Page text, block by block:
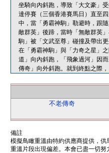
坐騎向內斜跑，導致「大文豪」
達停賽（三個香港賽馬日）直至
中，當「勇霸神駒」勒避時，跟
敵群英」後蹄，當時「無敵群英
駒」被「文武至尊」碰撞及帶出
在「勇霸神駒」與「力奇之星」
道」向內斜跑，「飛象過河」因
傳奇」向外斜跑。就到終點之際
不老傳奇
備註
模擬鳥瞰重溫由特約供應商提供，
重溫片段出現偏差。本會已盡一切